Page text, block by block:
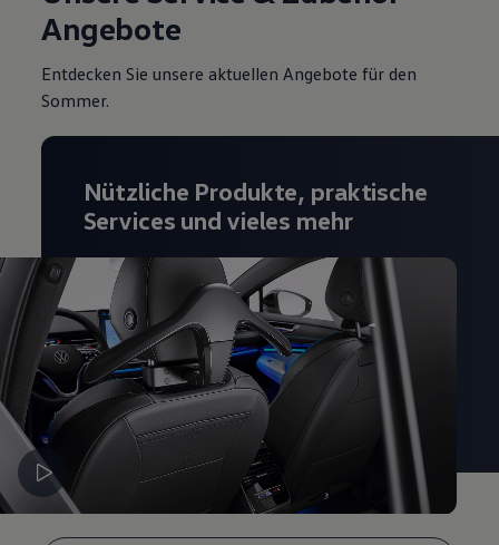
Assistenzsysteme
Digitale Betriebsanleitung
Live Beratung
Magazin
Lifestyle
Pannen- und Unfallhilfe
Volkswagen Kundenbetreuung
Angebote
Entdecken Sie unsere aktuellen Angebote für den
Sommer.
Nützliche Produkte, praktische
Services und vieles mehr